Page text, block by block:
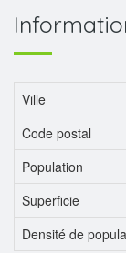
Ville
Code postal
Population
Superficie
Densité de